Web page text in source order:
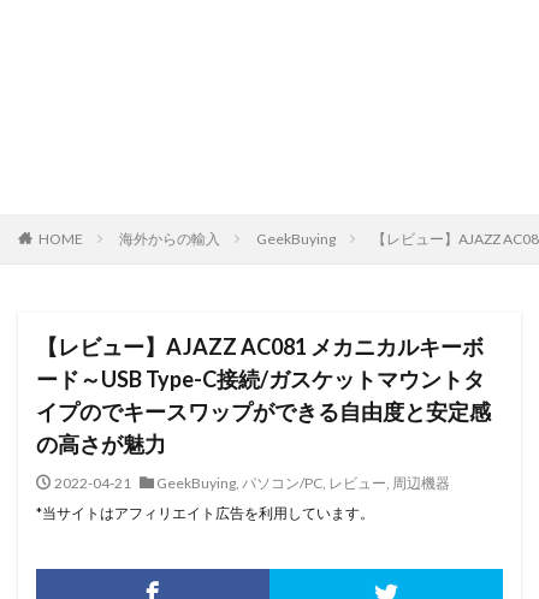
HOME 海外からの輸入 GeekBuying 【レビュー】AJAZZ
【レビュー】AJAZZ AC081 メカニカルキーボ
ード～USB Type-C接続/ガスケットマウントタ
イプのでキースワップができる自由度と安定感
の高さが魅力
2022-04-21 GeekBuying, パソコン/PC, レビュー, 周辺機器
*当サイトはアフィリエイト広告を利用しています。